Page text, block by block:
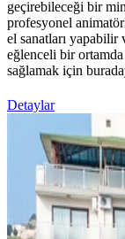
geçirebileceği bir
profesyonel
el sanatları
eğlenceli bir ortamda
sağlamak için
Detaylar